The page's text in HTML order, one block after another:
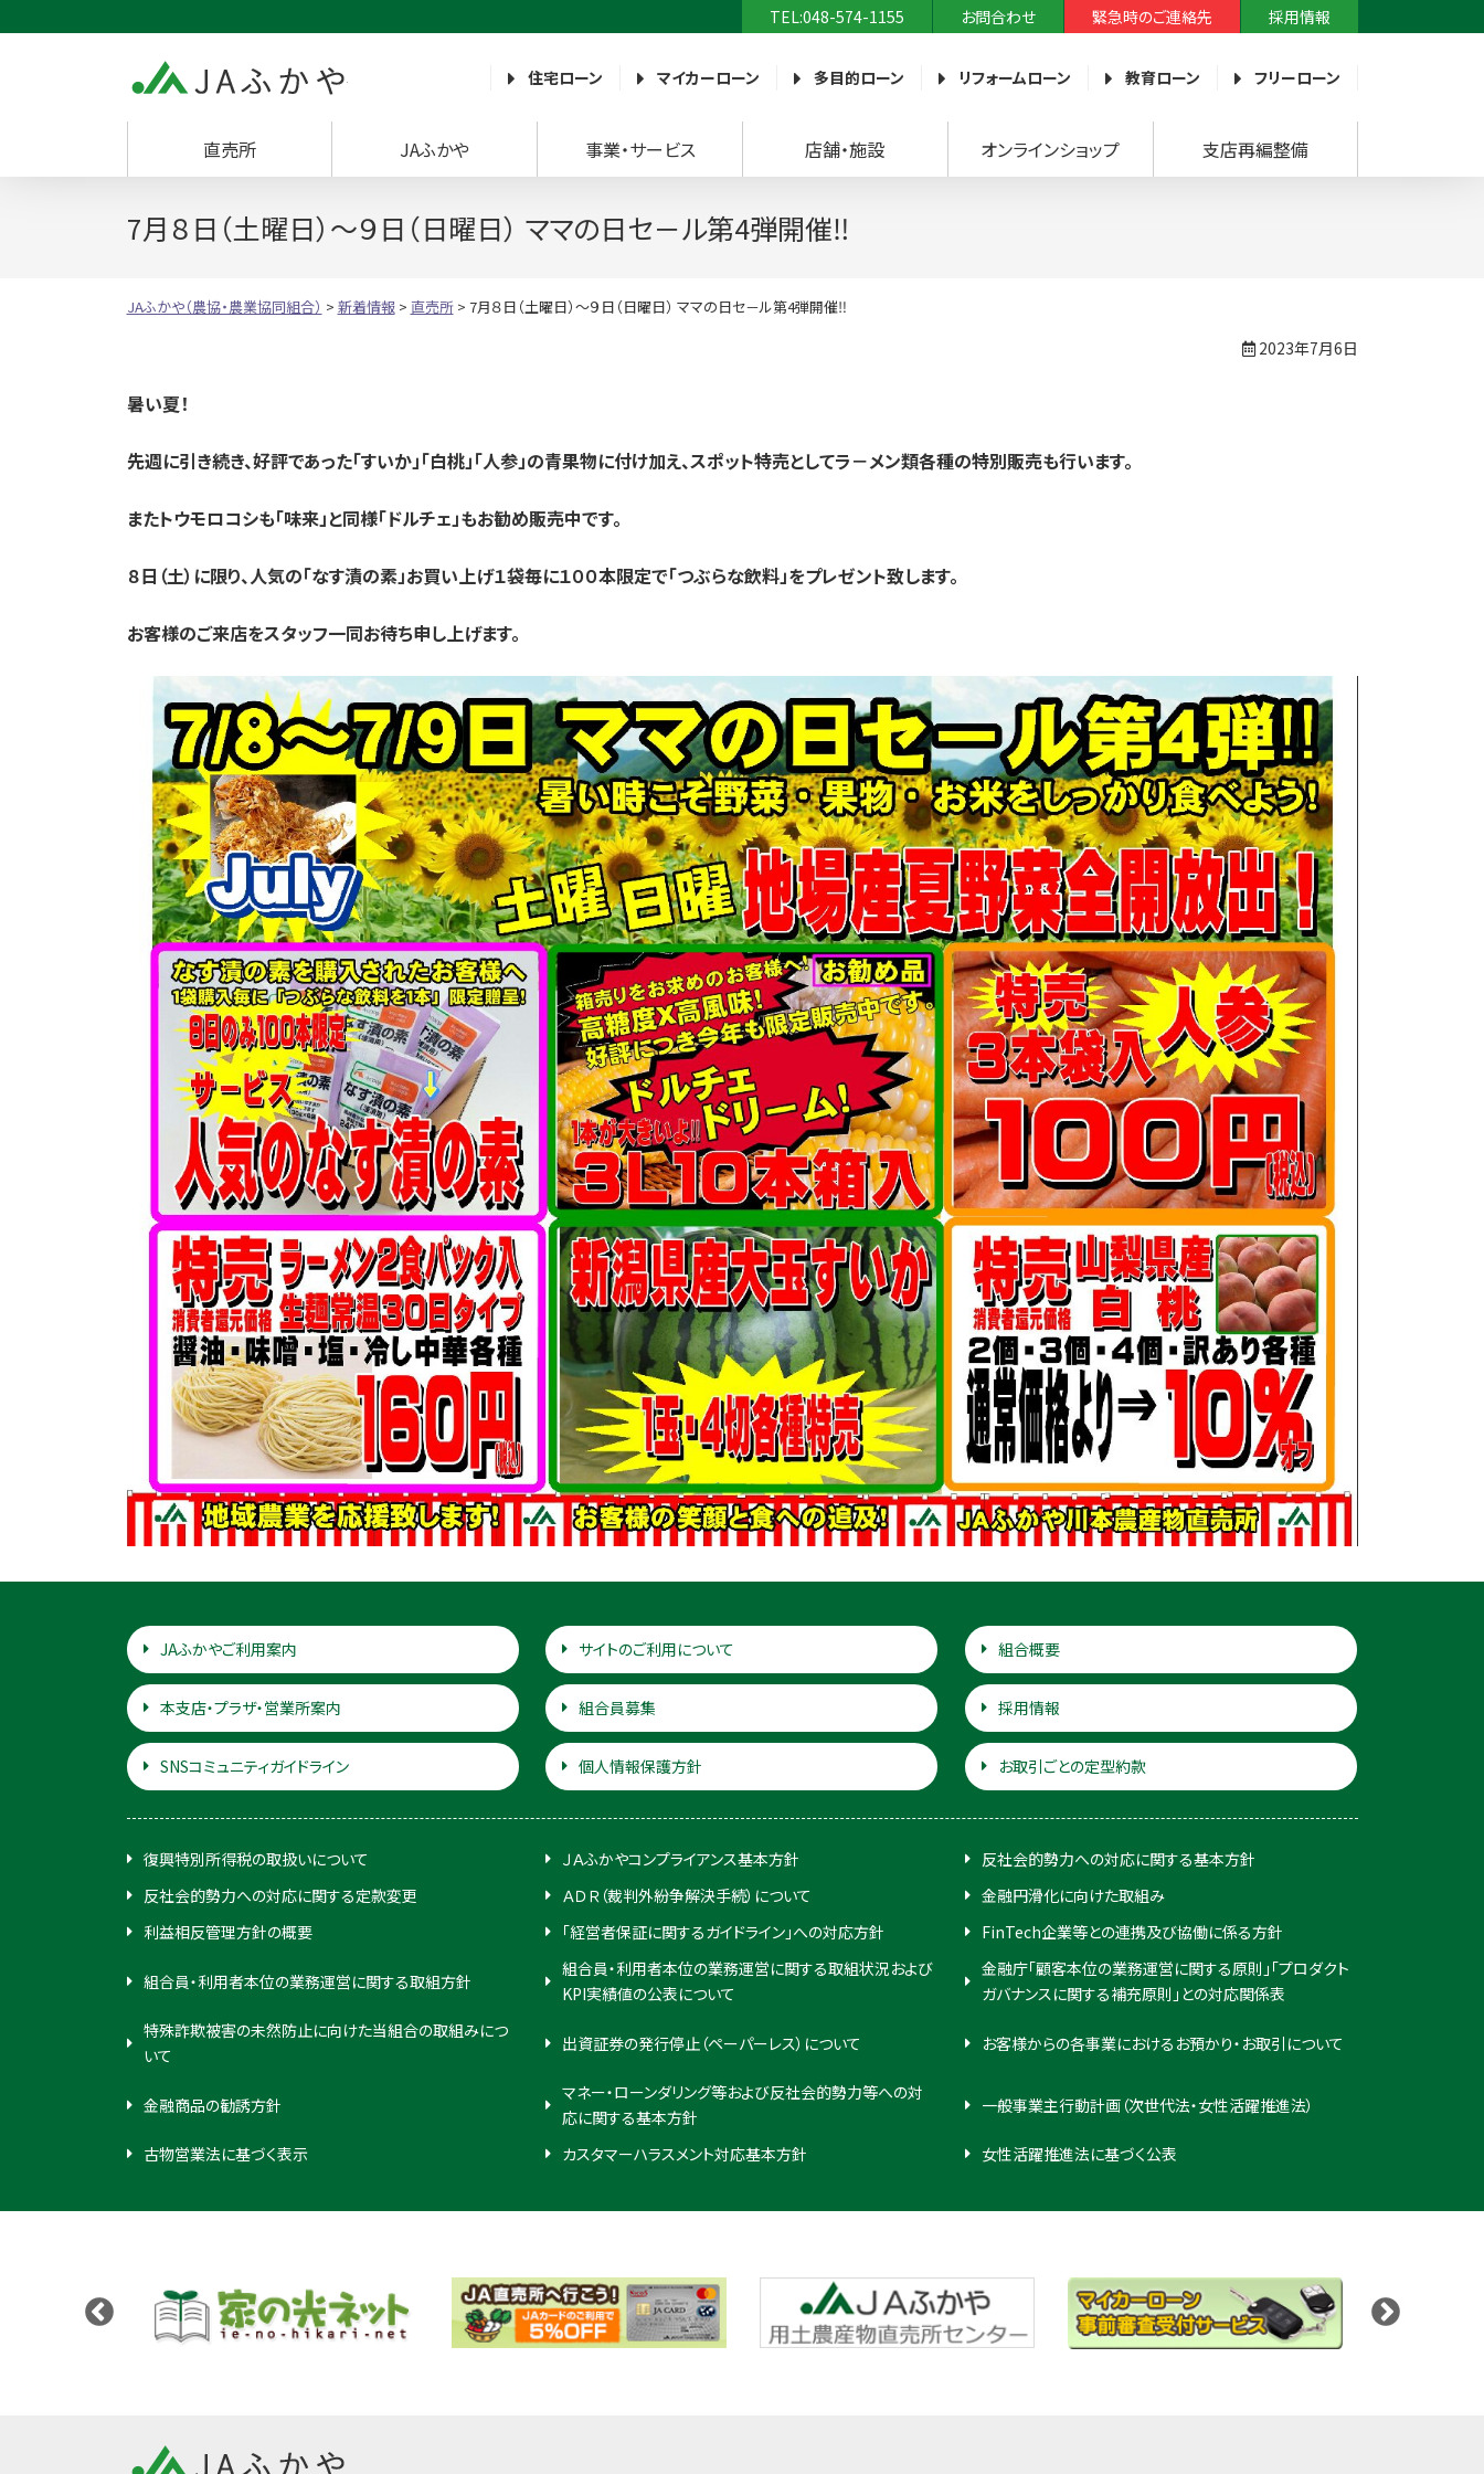
TEL:048-574-1155 お問合わせ 緊急時のご連絡先 採用情報
JAふかや（農協・農業協同組合）
住宅ローン マイカーローン 多目的ローン リフォームローン 教育ローン フリーローン
直売所 JAふかや 事業・サービス 店舗・施設 オンラインショップ 支店再編整備
7月８日（土曜日）～９日（日曜日） ママの日セ－ル第4弾開催‼
JAふかや（農協・農業協同組合） > 新着情報> 直売所> 7月８日（土曜日）～９日（日曜日） ママの日セ－ル第4弾開催‼
2023年7月6日
暑い夏！
先週に引き続き、好評であった「すいか」「白桃」「人参」の青果物に付け加え、スポット特売としてラ－メン類各種の特別販売も行います。
またトウモロコシも「味来」と同様「ドルチェ」もお勧め販売中です。
８日（土）に限り、人気の「なす漬の素」お買い上げ１袋毎に１００本限定で「つぶらな飲料」をプレゼント致します。
お客様のご来店をスタッフ一同お待ち申し上げます。
JAふかやご利用案内 サイトのご利用について 組合概要
本支店・プラザ・営業所案内 組合員募集 採用情報
SNSコミュニティガイドライン 個人情報保護方針 お取引ごとの定型約款
復興特別所得税の取扱いについて ＪＡふかやコンプライアンス基本方針
反社会的勢力への対応に関する基本方針
反社会的勢力への対応に関する定款変更
ＡＤＲ（裁判外紛争解決手続）について
金融円滑化に向けた取組み
利益相反管理方針の概要
「経営者保証に関するガイドライン」への対応方針 FinTech企業等との連携及び協働に係る方針
組合員・利用者本位の業務運営に関する取組方針
組合員・利用者本位の業務運営に関する取組状況および
KPI実績値の公表について
金融庁「顧客本位の業務運営に関する原則」「プロダクト
ガバナンスに関する補充原則」との対応関係表
特殊詐欺被害の未然防止に向けた当組合の取組みにつ
いて
出資証券の発行停止（ペーパーレス）について お客様からの各事業におけるお預かり・お取引について
金融商品の勧誘方針
マネー・ローンダリング等および反社会的勢力等への対
応に関する基本方針
一般事業主行動計画（次世代法・女性活躍推進法）
古物営業法に基づく表示 カスタマーハラスメント対応基本方針 女性活躍推進法に基づく公表